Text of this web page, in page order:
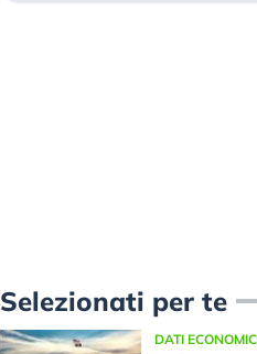
Selezionati per te
DATI